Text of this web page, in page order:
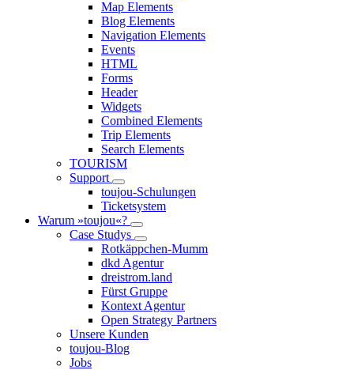
Map Elements
Blog Elements
Navigation Elements
Events
HTML
Forms
Header
Widgets
Combined Elements
Trip Elements
Search Elements
TOURISM
Support
toujou-Schulungen
Ticketsystem
Warum »toujou«?
Case Studys
Rotkäppchen-Mumm
dkd Agentur
dreistrom.land
Fürst Gruppe
Kontext Agentur
Open Strategy Partners
Unsere Kunden
toujou-Blog
Jobs